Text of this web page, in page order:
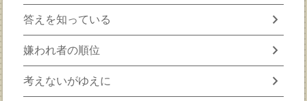
答えを知っている chevron_right
嫌われ者の順位 chevron_right
考えないがゆえに chevron_right